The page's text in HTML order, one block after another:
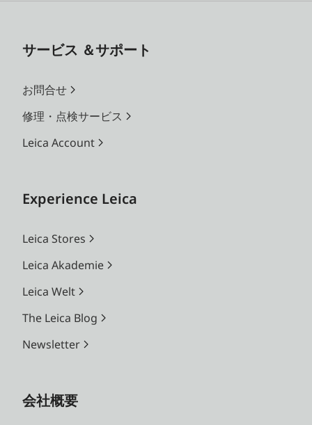
サービス ＆サポート
お問合せ
修理・点検サービス
Leica Account
Experience Leica
Leica Stores
Leica Akademie
Leica Welt
The Leica Blog
Newsletter
会社概要